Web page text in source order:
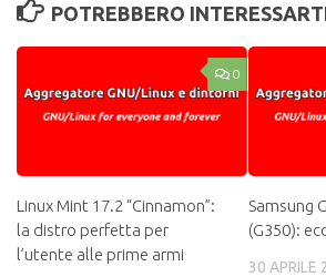
POTREBBERO
0
Linux Mint 17.2 “Cinnamon”:
la distro perfetta per
l’utente alle prime armi
Samsung
(G350):
30 APRILE